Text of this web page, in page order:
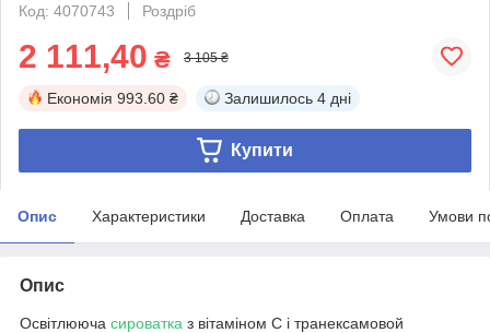
Код: 4070743
Роздріб
2 111,40 ₴ 3 105 ₴
Економія 993.60 ₴ Залишилось 4 дні
Купити
Опис Характеристики Доставка Оплата Умови
Опис
Освітлююча сироватка з вітаміном С і транексамовой